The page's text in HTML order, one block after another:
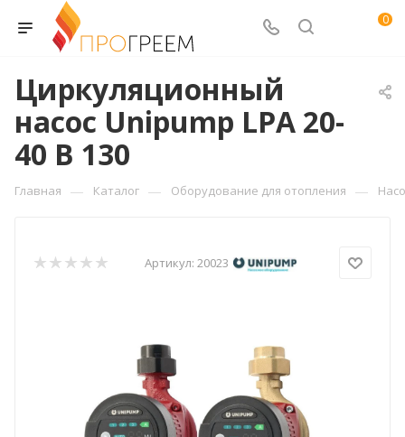
0
Циркуляционный
насос Unipump LPA 20-
40 B 130
Главная — Каталог — Оборудование для отопления —
Артикул: 20023